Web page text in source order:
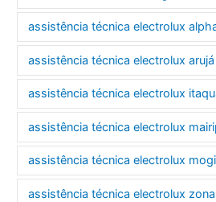
assistência técnica electrolux
assistência técnica electrolux arujá
assistência técnica electrolux
assistência técnica electrolux
assistência técnica electrolux
assistência técnica electrolux